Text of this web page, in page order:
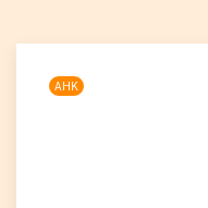
AHK